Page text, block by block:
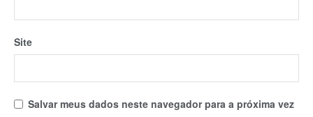
Site
Salvar meus dados neste navegador para a próxima vez